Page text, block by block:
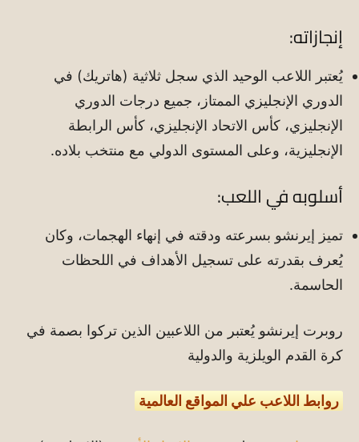
إنجازاته:
يُعتبر اللاعب الوحيد الذي سجل ثلاثية (هاتريك) في
الدوري الإنجليزي الممتاز، جميع درجات الدوري
الإنجليزي، كأس الاتحاد الإنجليزي، كأس الرابطة
الإنجليزية، وعلى المستوى الدولي مع منتخب بلاده.
أسلوبه في اللعب:
تميز إيرنشو بسرعته ودقته في إنهاء الهجمات، وكان
يُعرف بقدرته على تسجيل الأهداف في اللحظات
الحاسمة.
روبرت إيرنشو يُعتبر من اللاعبين الذين تركوا بصمة في
كرة القدم الويلزية والدولية
روابط اللاعب علي المواقع العالمية